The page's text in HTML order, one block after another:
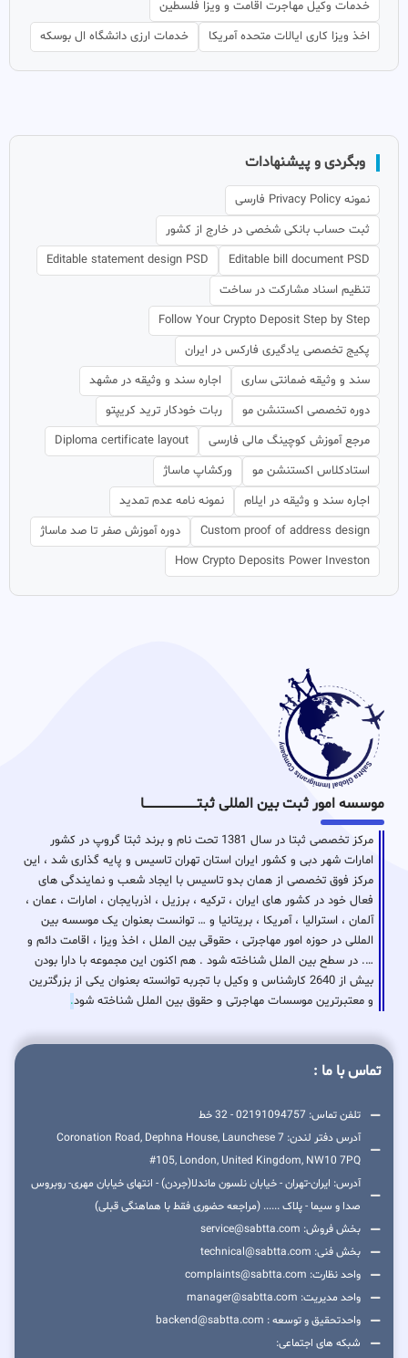
خدمات وکیل مهاجرت اقامت و ویزا فلسطین
اخذ ویزا کاری ایالات متحده آمریکا
خدمات ارزی دانشگاه ال بوسکه
وبگردی و پیشنهادات
نمونه Privacy Policy فارسی
ثبت حساب بانکی شخصی در خارج از کشور
Editable bill document PSD
Editable statement design PSD
تنظیم اسناد مشارکت در ساخت
Follow Your Crypto Deposit Step by Step
پکیج تخصصی یادگیری فارکس در ایران
سند و وثیقه ضمانتی ساری
اجاره سند و وثیقه در مشهد
دوره تخصصی اکستنشن مو
ربات خودکار ترید کریپتو
مرجع آموزش کوچینگ مالی فارسی
Diploma certificate layout
استادکلاس اکستنشن مو
ورکشاپ ماساژ
اجاره سند و وثیقه در ایلام
نمونه نامه عدم تمدید
Custom proof of address design
دوره آموزش صفر تا صد ماساژ
How Crypto Deposits Power Investon
موسسه امور ثبت بین المللی ثبتـــــــــــــــــــــــــــــا
مرکز تخصصی ثبتا در سال 1381 تحت نام و برند ثبتا گروپ در کشور
امارات شهر دبی و کشور ایران استان تهران تاسیس و پایه گذاری شد ، این
مرکز فوق تخصصی از همان بدو تاسیس با ایجاد شعب و نمایندگی های
فعال خود در کشور های ایران ، ترکیه ، برزیل ، اذربایجان ، امارات ، عمان ،
آلمان ، استرالیا ، آمریکا ، بریتانیا و … توانست بعنوان یک موسسه بین
المللی در حوزه امور مهاجرتی ، حقوقی بین الملل ، اخذ ویزا ، اقامت دائم و
…. در سطح بین الملل شناخته شود . هم اکنون این مجموعه با دارا بودن
بیش از 2640 کارشناس و وکیل با تجربه توانسته بعنوان یکی از بزرگترین
و معتبرترین موسسات مهاجرتی و حقوق بین الملل شناخته شود.
تماس با ما :
تلفن تماس: 02191094757 - 32 خط
آدرس دفتر لندن: 7 Coronation Road, Dephna House, Launchese
#105, London, United Kingdom, NW10 7PQ
آدرس: ایران-تهران - خیابان نلسون ماندلا(جردن) - انتهای خیابان مهری- روبروس
صدا و سیما - پلاک ...... (مراجعه حضوری فقط با هماهنگی قبلی)
بخش فروش: service@sabtta.com
بخش فنی: technical@sabtta.com
واحد نظارت: complaints@sabtta.com
واحد مدیریت: manager@sabtta.com
واحدتحقیق و توسعه : backend@sabtta.com
شبکه های اجتماعی: